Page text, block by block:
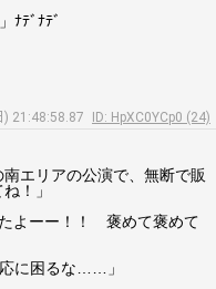
ﾅﾃﾞﾅﾃﾞ
21:48:58.87
ID: HpXC0YCp0 (24)
エリアの公演で、無断で販
！」
よーー！！ 褒めて褒めて
に困るな……」